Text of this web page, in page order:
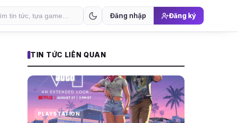
Đăng nhập Đăng ký
TIN TỨC LIÊN QUAN
PLAYSTATION